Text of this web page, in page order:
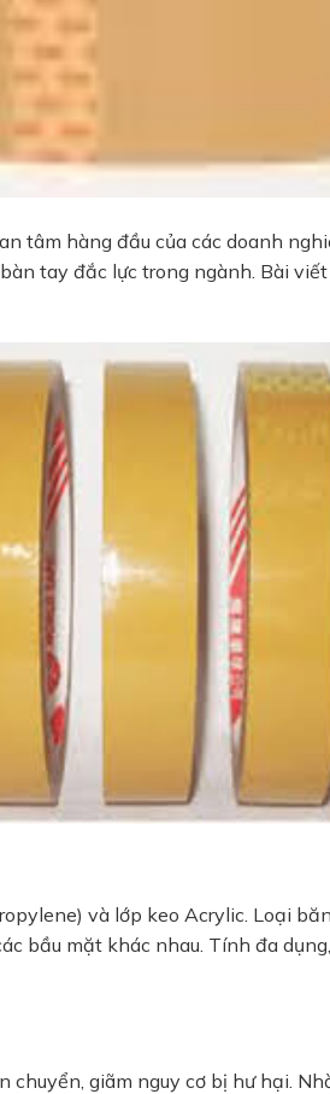
tâm hàng đầu của các doanh
tay đắc lực trong ngành. Bài
và lớp keo Acrylic. Loại
bầu mặt khác nhau. Tính đa
giãm nguy cơ bị hư hại.